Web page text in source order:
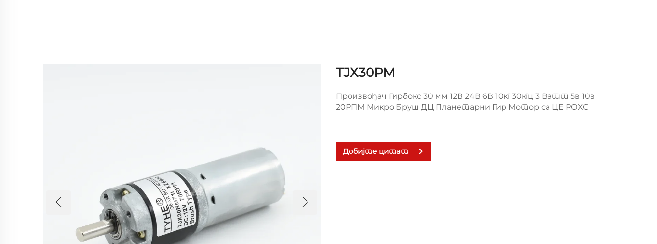
ТЈХ30РМ
Произвођач Гирбокс 30 мм 12В 24В 6В 10кг 30кгц 3 Ватт 5в 10в
20РПМ Микро Бруш ДЦ Планетарни Гир Мотор са ЦЕ РОХС
Добијте цитат